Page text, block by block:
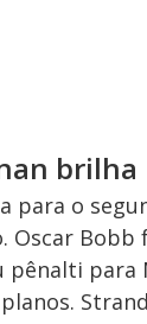
brilha
para o
Oscar
pênalti para